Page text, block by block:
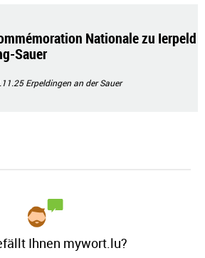
Nationale zu Ierpeld
Sauer
Erpeldingen an der Sauer
Ihnen mywort.lu?